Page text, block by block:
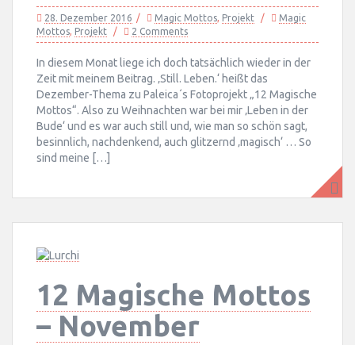
28. Dezember 2016 Magic Mottos, Projekt
Magic
Mottos, Projekt 2 Comments
In diesem Monat liege ich doch tatsächlich wieder in der
Zeit mit meinem Beitrag. ‚Still. Leben.‘ heißt das
Dezember-Thema zu Paleica´s Fotoprojekt „12 Magische
Mottos“. Also zu Weihnachten war bei mir ‚Leben in der
Bude‘ und es war auch still und, wie man so schön sagt,
besinnlich, nachdenkend, auch glitzernd ‚magisch‘ … So
sind meine […]
12 Magische Mottos
– November